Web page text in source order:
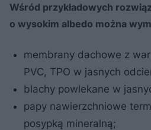
Wśród przykładowych
o wysokim albedo można
membrany dachowe z
PVC, TPO w jasnych
blachy powlekane w
papy nawierzchniowe
posypką mineralną;